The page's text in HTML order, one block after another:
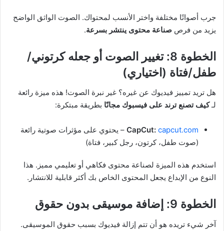
جرب أصواتًا مختلفة واختر الأنسب لمحتواك. الصوت الواثق الواضح
يزيد من فرص صناعة محتوى ينتشر بسرعة.
الخطوة 8: تغيير الصوت أو جعله كرتوني/
طفل/فتاة (اختياري)
هل تريد تمييز فيديوك عن غيره؟ غير نبرة الصوت! هذه ميزة رائعة
لـكيف تصنع ترند على فيسبوك مجانًا بطريقة مبتكرة:
CapCut: capcut.com
– يحتوي على مؤثرات صوتية رائعة
(صوت طفل، كرتون، رجل كبير، فتاة)
استخدم هذه الميزة لصناعة محتوى فكاهي أو تعليمي مميز. هذا
النوع من الإبداع يجعل المحتوى الخاص بك أكثر قابلية للانتشار.
الخطوة 9: إضافة موسيقى بدون حقوق
آخر شيء تريده هو أن تتم إزالة فيديوك بسبب حقوق الموسيقى.